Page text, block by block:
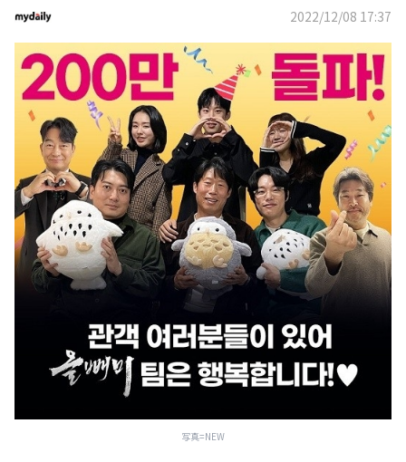
2022/12/08 17:37
写真=NEW